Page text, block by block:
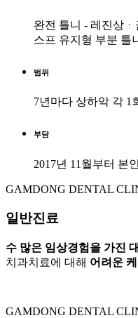
완전 틀니 - 레진상
스프 유지형 부분 틀
범위
7년마다 상하악 각 1
부담
2017년 11월부터 본
GAMDONG DENTAL
일반진료
수 많은 임상경험을 가진
치과치료에 대해 어려운
GAMDONG DENTAL